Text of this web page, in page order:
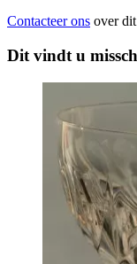
Contacteer ons over
Dit vindt u